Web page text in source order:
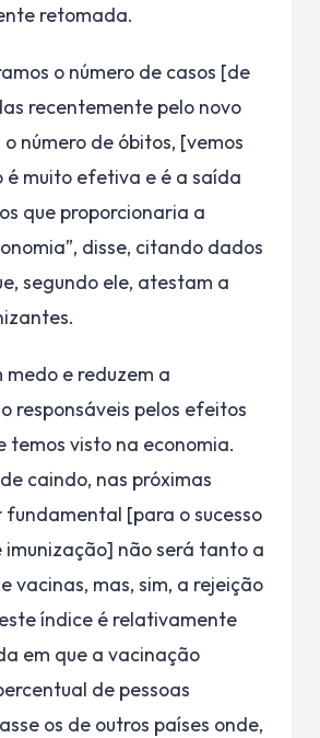
retomada.
o número de casos [de
recentemente pelo novo
número de óbitos, [vemos
é muito efetiva e é a saída
que proporcionaria a
disse, citando dados
segundo ele, atestam a
medo e reduzem a
responsáveis pelos efeitos
temos visto na economia.
caindo, nas próximas
[para o sucesso
não será tanto a
vacinas, mas, sim, a rejeição
índice é relativamente
em que a vacinação
de pessoas
os de outros países onde,